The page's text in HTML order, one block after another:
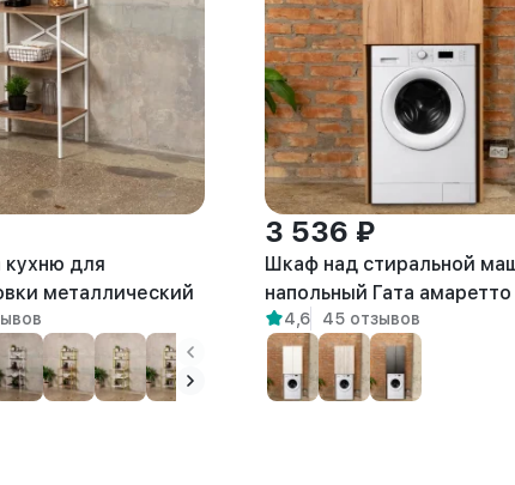
для
металлический
амаретто
3 536 ₽
Шкаф над стиральной
напольный Гата амаретто
4,6 45 отзывов